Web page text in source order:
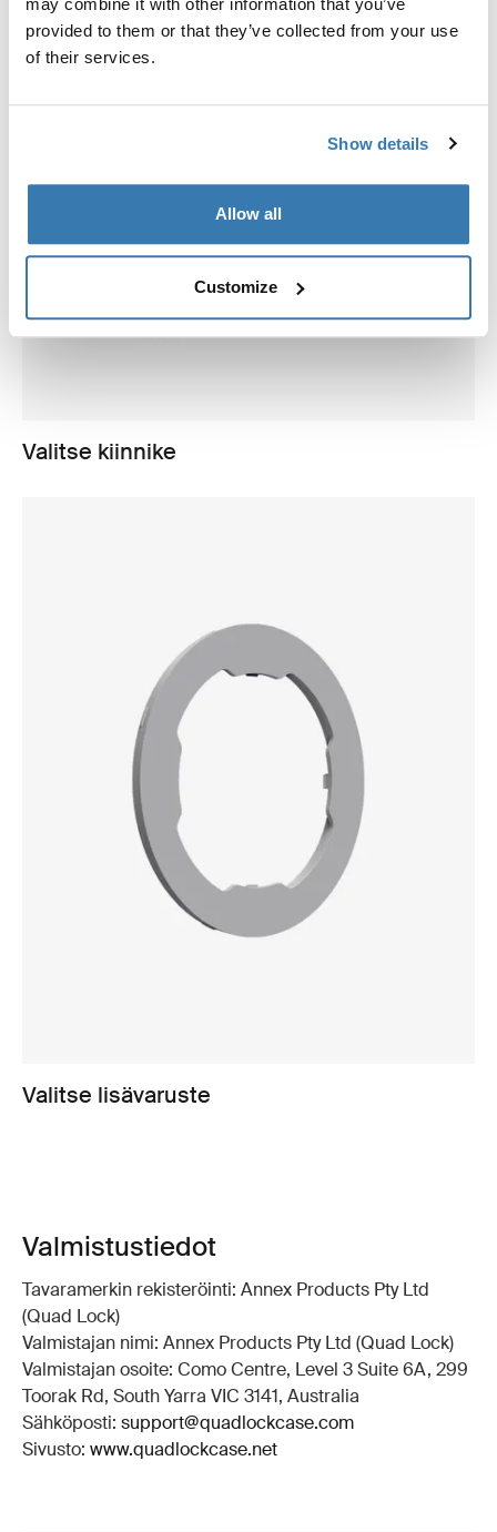
may combine it with other information that you’ve
provided to them or that they’ve collected from your use
of their services.
Show details
Allow all
Customize
Valitse kiinnike
Valitse lisävaruste
Valmistustiedot
Tavaramerkin rekisteröinti: Annex Products Pty Ltd
(Quad Lock)
Valmistajan nimi: Annex Products Pty Ltd (Quad Lock)
Valmistajan osoite: Como Centre, Level 3 Suite 6A, 299
Toorak Rd, South Yarra VIC 3141, Australia
Sähköposti: support@quadlockcase.com
Sivusto: www.quadlockcase.net